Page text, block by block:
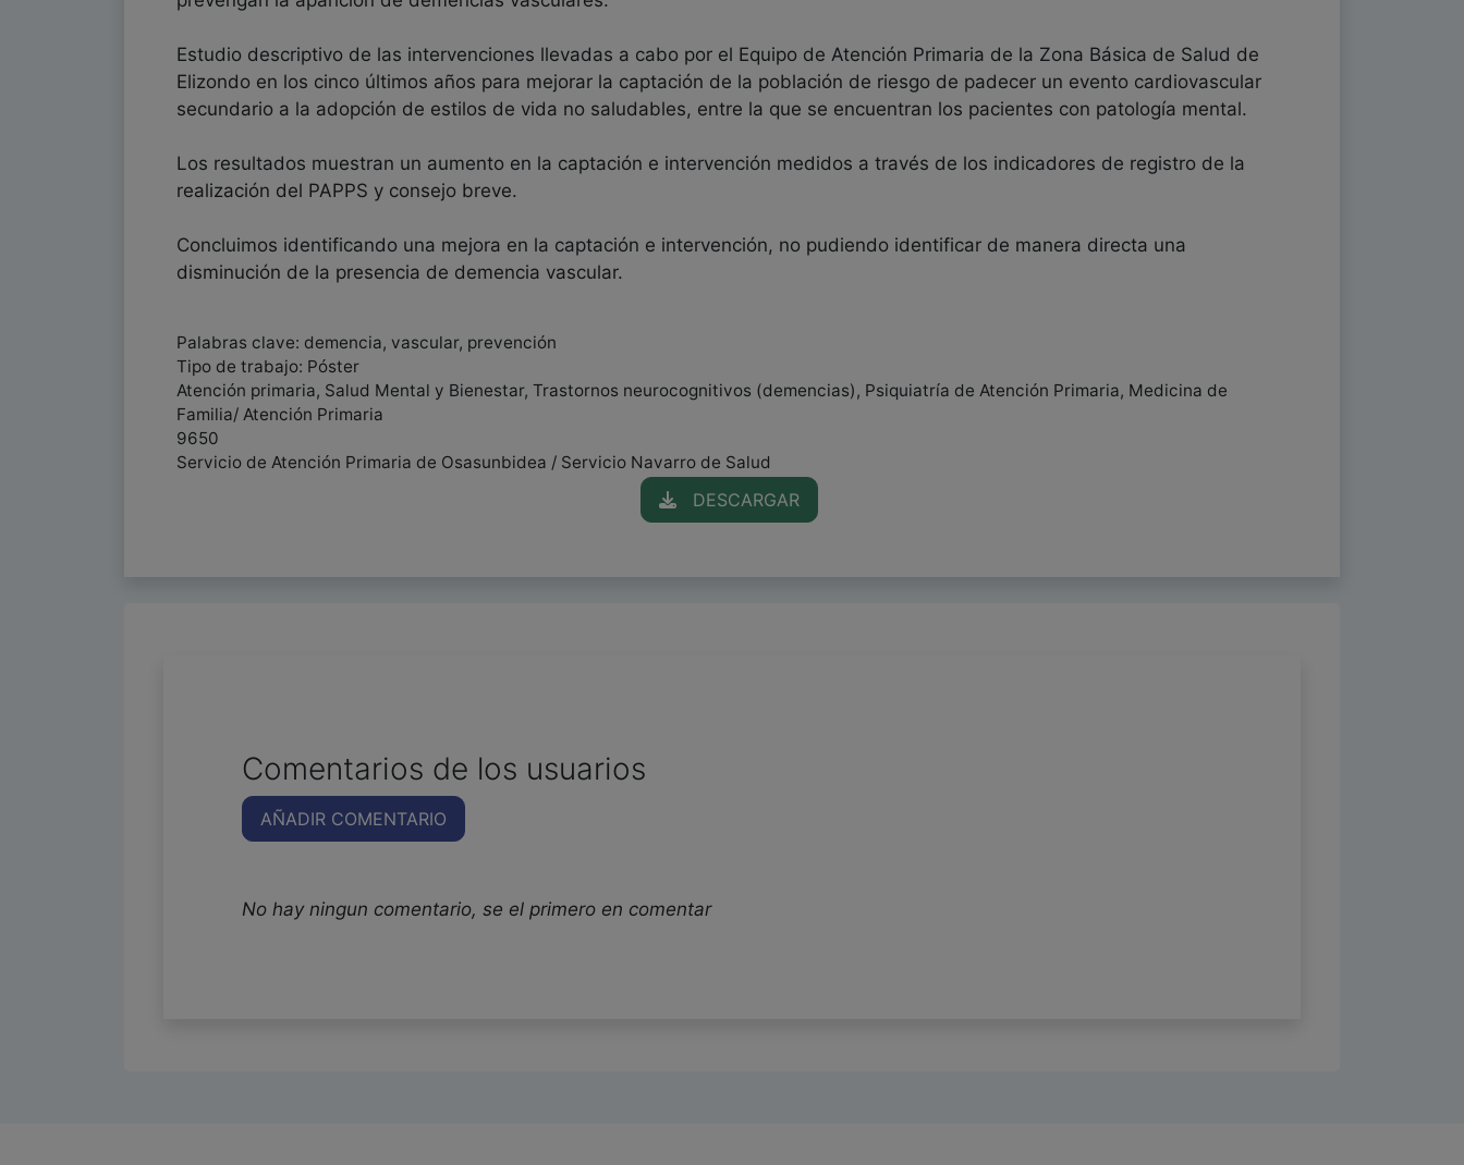
Estudio descriptivo de las intervenciones llevadas a cabo por el Equipo de Atención Primaria de la Zona Básica de Salud de
Elizondo en los cinco últimos años para mejorar la captación de la población de riesgo de padecer un evento cardiovascular
secundario a la adopción de estilos de vida no saludables, entre la que se encuentran los pacientes con patología mental.
Los resultados muestran un aumento en la captación e intervención medidos a través de los indicadores de registro de la
realización del PAPPS y consejo breve.
Concluimos identificando una mejora en la captación e intervención, no pudiendo identificar de manera directa una
disminución de la presencia de demencia vascular.
Palabras clave: demencia, vascular, prevención
Tipo de trabajo: Póster
Atención primaria, Salud Mental y Bienestar, Trastornos neurocognitivos (demencias), Psiquiatría de Atención Primaria, Medicina de
Familia/ Atención Primaria
9650
Servicio de Atención Primaria de Osasunbidea / Servicio Navarro de Salud
DESCARGAR
Comentarios de los usuarios
AÑADIR COMENTARIO
No hay ningun comentario, se el primero en comentar